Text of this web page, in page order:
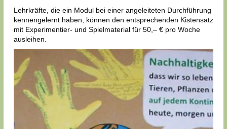
Lehrkräfte, die ein Modul bei einer angeleiteten Durchführung
kennengelernt haben, können den entsprechenden Kistensatz
mit Experimentier- und Spielmaterial für 50,– € pro Woche
ausleihen.